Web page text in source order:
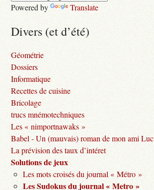
Powered by Translate
Divers (et d’été)
Géométrie
Dossiers
Informatique
Recettes de cuisine
Bricolage
trucs mnémotechniques
Les « nimportnawaks »
Babel - Un (mauvais) roman de mon ami Luc
La prévision des taux d’intéret
Solutions de jeux
Les mots croisés du journal « Métro »
Les Sudokus du journal « Metro »